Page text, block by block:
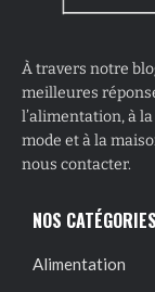
À travers notre
meilleures
l’alimentation, à
mode et à la
nous contacter.
NOS CATÉGORIES
Alimentation